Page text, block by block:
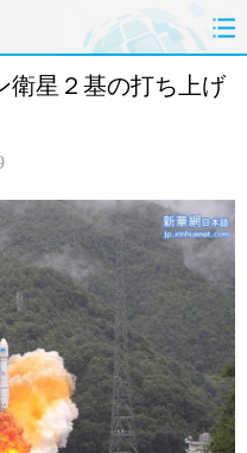
経済
写真
衛星２基の打ち上げ